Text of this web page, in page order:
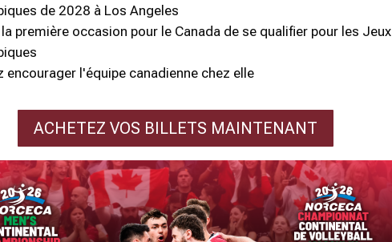
de 2028 à Los Angeles
première occasion pour le Canada de se qualifier pour les Jeux
encourager l'équipe canadienne chez elle
ACHETEZ VOS BILLETS MAINTENANT